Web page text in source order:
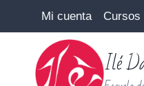
Mi cuenta Cursos
Ilé